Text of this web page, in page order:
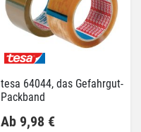
tesa 64044, das Gefahrgut-
Packband
Ab 9,98 €